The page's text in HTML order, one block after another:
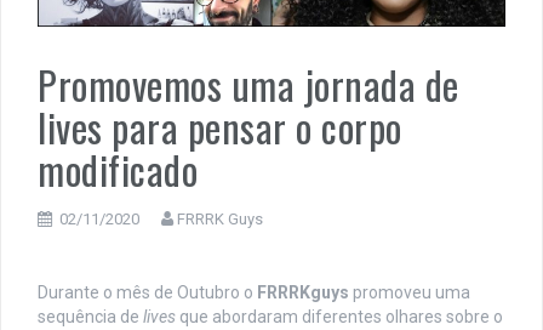
Promovemos uma jornada de
lives para pensar o corpo
modificado
02/11/2020 FRRRK Guys
Durante o mês de Outubro o FRRRKguys promoveu uma
sequência de lives que abordaram diferentes olhares sobre o